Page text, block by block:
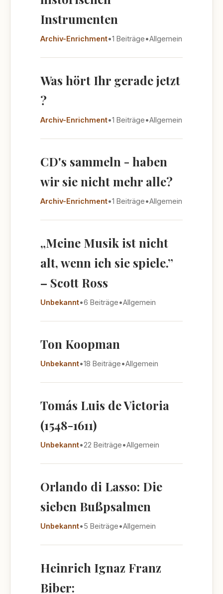
Instrumenten
Archiv-Enrichment•1 Beiträge•Allgemein
Was hört Ihr gerade jetzt
?
Archiv-Enrichment•1 Beiträge•Allgemein
CD's sammeln - haben
wir sie nicht mehr alle?
Archiv-Enrichment•1 Beiträge•Allgemein
„Meine Musik ist nicht
alt, wenn ich sie spiele.”
– Scott Ross
Unbekannt•6 Beiträge•Allgemein
Ton Koopman
Unbekannt•18 Beiträge•Allgemein
Tomás Luis de Victoria
(1548-1611)
Unbekannt•22 Beiträge•Allgemein
Orlando di Lasso: Die
sieben Bußpsalmen
Unbekannt•5 Beiträge•Allgemein
Heinrich Ignaz Franz
Biber: